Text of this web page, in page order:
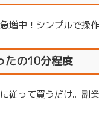
増中！シンプルで操
の10分程度
従って買うだけ。副